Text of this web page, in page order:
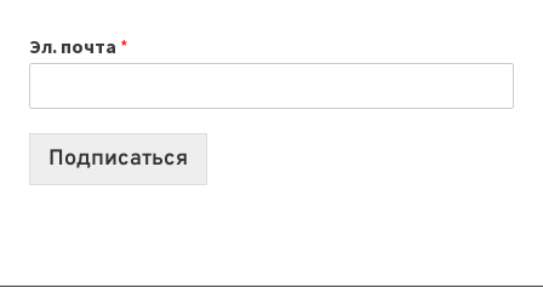
СОЗДАВАТЬ
ПРОДУКТЫ
Эл. почта *
Подписаться